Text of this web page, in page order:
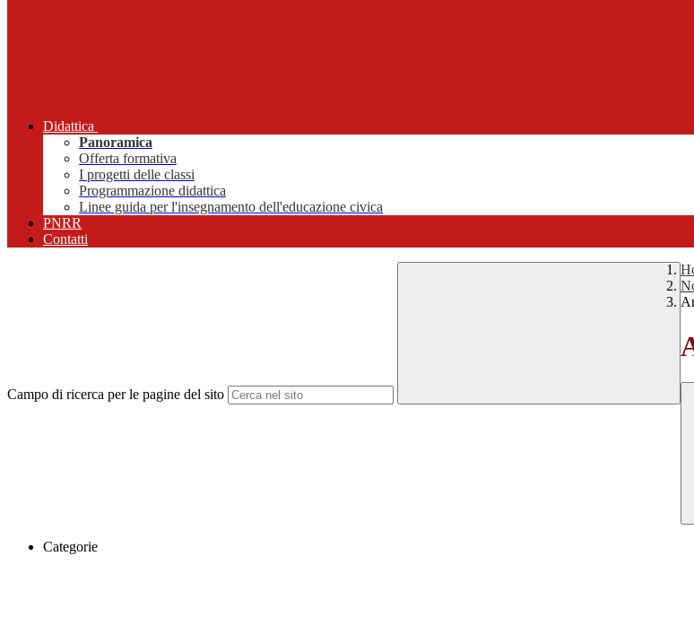
Didattica
Panoramica
Offerta formativa
I progetti delle classi
Programmazione didattica
Linee guida per l'insegnamento dell'educazione civica
PNRR
Contatti
Campo di ricerca per le pagine del sito
Categorie